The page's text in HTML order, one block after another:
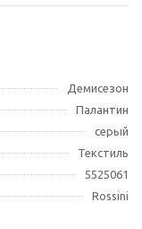
Демисезон
Палантин
серый
Текстиль
5525061
Rossini